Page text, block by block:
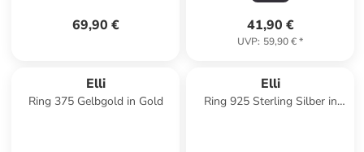
69,90 € 41,90 €
UVP: 59,90 €*
Elli
Ring 375 Gelbgold in Gold
Elli
Ring 925 Sterling Silber in